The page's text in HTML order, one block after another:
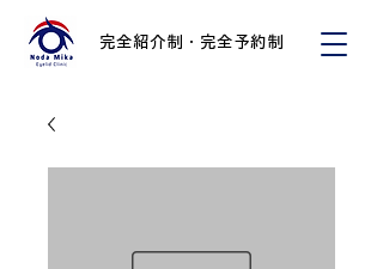
完全紹介制・完全予約制